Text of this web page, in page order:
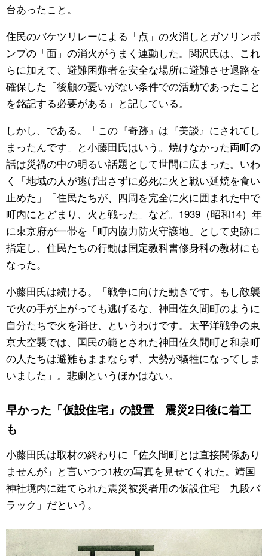
台あったこと。
住民のバケツリレーによる「点」の火消しとガソリンポ
ンプの「面」の消火がうまく連動した。関沢氏は、これ
らに加えて、避難困難者を安全な場所に避難させ退路を
確保した「後顧の憂いがない条件での活動であったこと
を銘記する必要がある」と記している。
しかし、である。「この『奇跡』は『美談』にされてし
まったんです」と小藤田氏はいう。焼けなかった両町の
話は災禍の中の明るい話題として世間に広まった。いわ
く「地域の人が逃げ出さずに必死に火と戦い延焼を食い
止めた」「住民たちが、四周を完全に火に囲まれた中で
町内にとどまり、火と戦った」など。1939（昭和14）年
に東京府が一帯を「町内協力防火守護地」として史跡に
指定し、住民たちの行動は国定教科書修身科の教材にも
なった。
小藤田氏は続ける。「戦争に向けた動きです。もし敵襲
で火の手が上がっても逃げるな、神田佐久間町のように
自分たちで火を消せ、というわけです。太平洋戦争の東
京大空襲では、国民の範とされた神田佐久間町と和泉町
の人たちは避難もままならず、大勢が犠牲になってしま
いました」。悲劇というほかはない。
早かった「仮設住宅」の設置 震災2日後に着工
も
小藤田氏は取材の終わりに「佐久間町とは直接関係あり
ませんが」と言いつつ1枚の写真を見せてくれた。靖国
神社境内に建てられた震災被災者用の仮設住宅「九段バ
ラック」だという。